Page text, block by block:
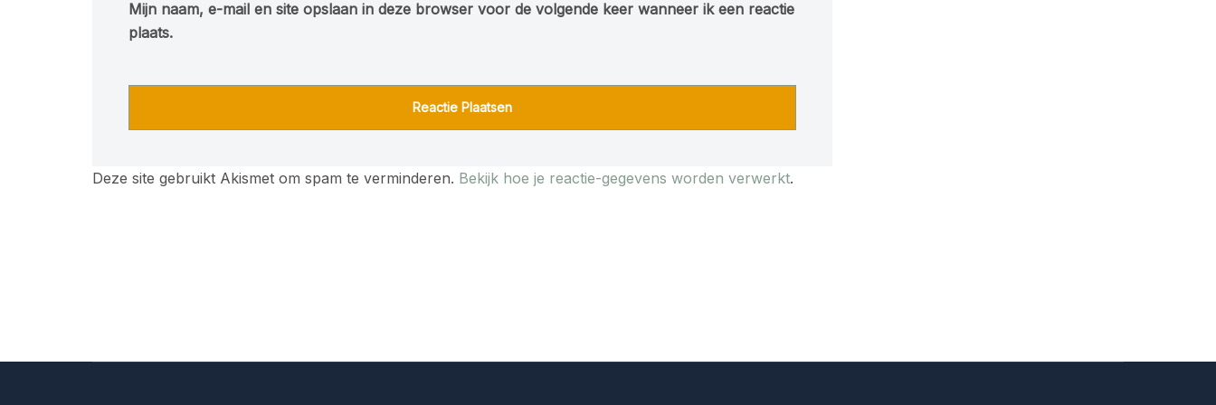
Mijn naam, e-mail en site opslaan in deze browser voor de volgende keer wanneer ik een reactie
plaats.
Deze site gebruikt Akismet om spam te verminderen. Bekijk hoe je reactie-gegevens worden verwerkt.